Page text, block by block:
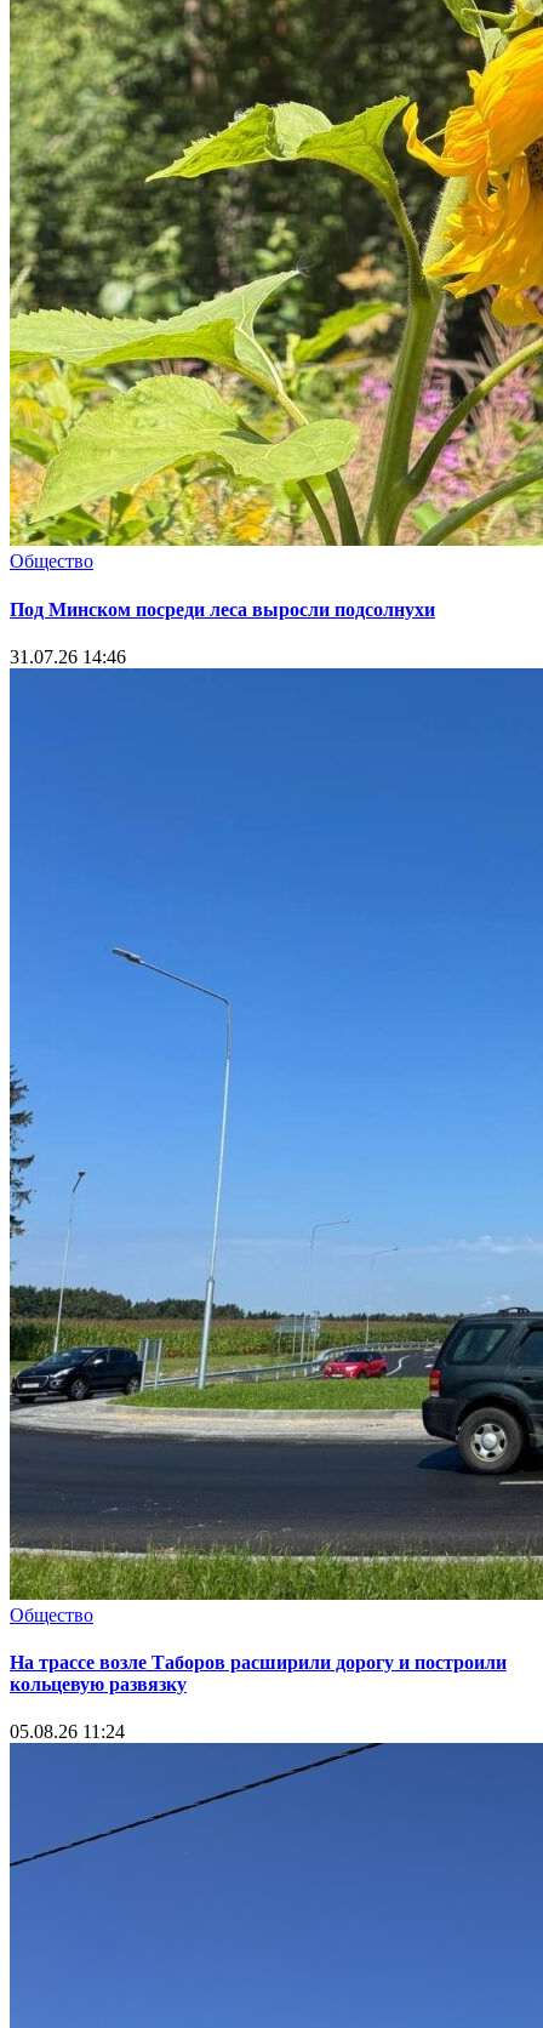
Общество
Под Минском посреди леса выросли подсолнухи
31.07.26 14:46
Общество
На трассе возле Таборов расширили дорогу и построили
кольцевую развязку
05.08.26 11:24